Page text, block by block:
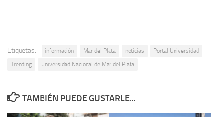
Etiquetas: información Mar del Plata noticias
Portal Universidad
Trending
Universidad Nacional de Mar del Plata
TAMBIÉN PUEDE GUSTARLE...